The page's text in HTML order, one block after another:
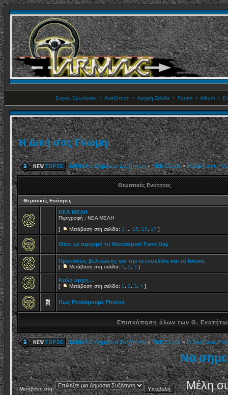
Συχνές Ερωτήσεις • Αναζήτηση • Αρχική Σελίδα• Forum• Album•
Η Δική σας Γνώμη
TARMAC Δημόσια Συζήτηση»THE CLUB»Η Δική σας
Θεματικές Ενότητες
Θεματικές Ενότητες
ΝΕΑ ΜΕΛΗ
Περιγραφή : ΝΕΑ ΜΕΛΗ
[
Μετάβαση στη σελίδα: 1 15 16 17 ]
Ιδέες με αφορμή το Motorsport Fans Day
Προτάσεις βελτίωσης για την ιστοσελίδα και το forum.
[ Μετάβαση στη σελίδα: 1 2 3 ]
Καλη αρχη....
[ Μετάβαση στη σελίδα: 1 2 3 4 ]
Πως Postάρουμε Photos
Επισκόπηση όλων των Θ.
TARMAC Δημόσια Συζήτηση»THE CLUB»Η Δική σας
Μετάβαση στη:
Να
Μέλη